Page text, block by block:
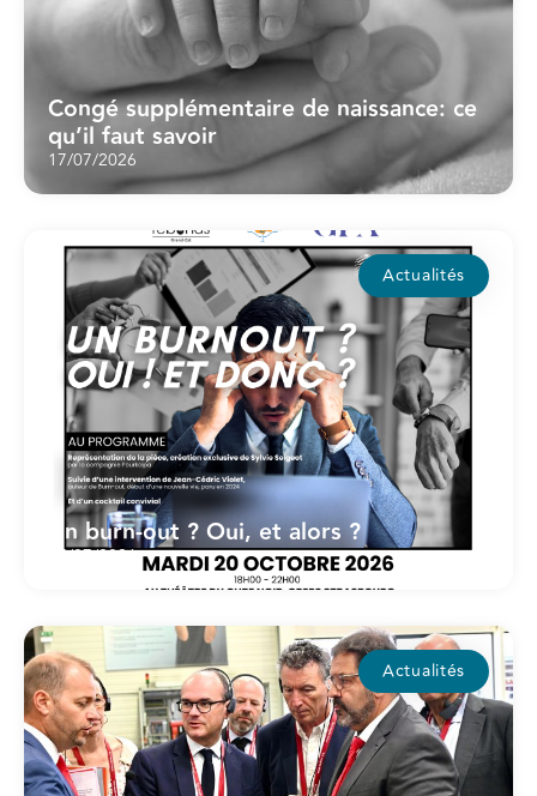
Congé supplémentaire de naissance: ce
qu’il faut savoir
17/07/2026
Actualités
Un burn-out ? Oui, et alors ?
15/07/2026
Actualités